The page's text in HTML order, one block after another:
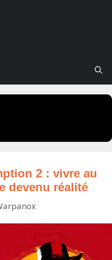
2 : vivre au
devenu réalité